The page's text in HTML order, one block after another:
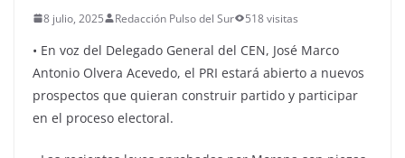
8 julio, 2025 Redacción Pulso del Sur 518 visitas
• En voz del Delegado General del CEN, José Marco
Antonio Olvera Acevedo, el PRI estará abierto a nuevos
prospectos que quieran construir partido y participar
en el proceso electoral.